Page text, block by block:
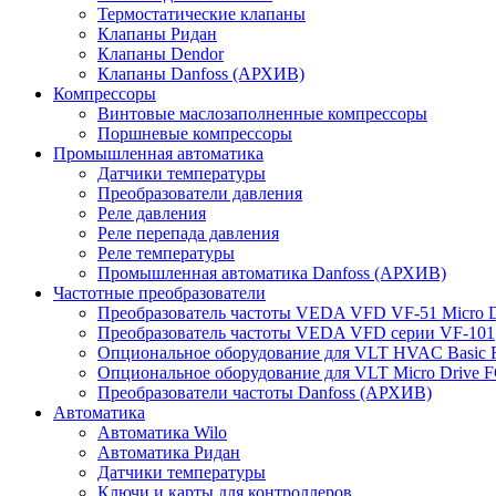
Термостатические клапаны
Клапаны Ридан
Клапаны Dendor
Клапаны Danfoss (АРХИВ)
Компрессоры
Винтовые маслозаполненные компрессоры
Поршневые компрессоры
Промышленная автоматика
Датчики температуры
Преобразователи давления
Реле давления
Реле перепада давления
Реле температуры
Промышленная автоматика Danfoss (АРХИВ)
Частотные преобразователи
Преобразователь частоты VEDA VFD VF-51 Micro
Преобразователь частоты VEDA VFD серии VF-101
Опциональное оборудование для VLT HVAC Basic
Опциональное оборудование для VLT Micro Drive
Преобразователи частоты Danfoss (АРХИВ)
Автоматика
Автоматика Wilo
Автоматика Ридан
Датчики температуры
Ключи и карты для контроллеров